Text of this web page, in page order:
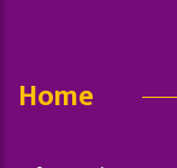
Home